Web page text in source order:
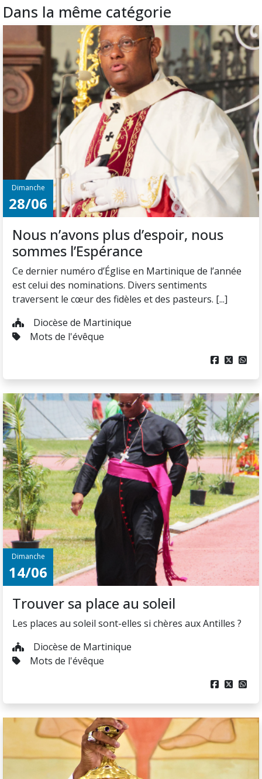
Dans la même catégorie
Dimanche
28/06
Nous n’avons plus d’espoir, nous
sommes l’Espérance
Ce dernier numéro d’Église en Martinique de l’année
est celui des nominations. Divers sentiments
traversent le cœur des fidèles et des pasteurs. [...]
Diocèse de Martinique
Mots de l'évêque
  
Dimanche
14/06
Trouver sa place au soleil
Les places au soleil sont-elles si chères aux Antilles ?
Diocèse de Martinique
Mots de l'évêque
  